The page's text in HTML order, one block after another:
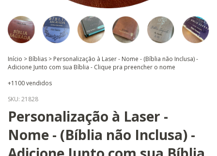
Início > Bíblias > Personalização à Laser - Nome - (Bíblia não Inclusa) -
Adicione Junto com sua Bíblia - Clique pra preencher o nome
+1100 vendidos
SKU: 21828
Personalização à Laser -
Nome - (Bíblia não Inclusa) -